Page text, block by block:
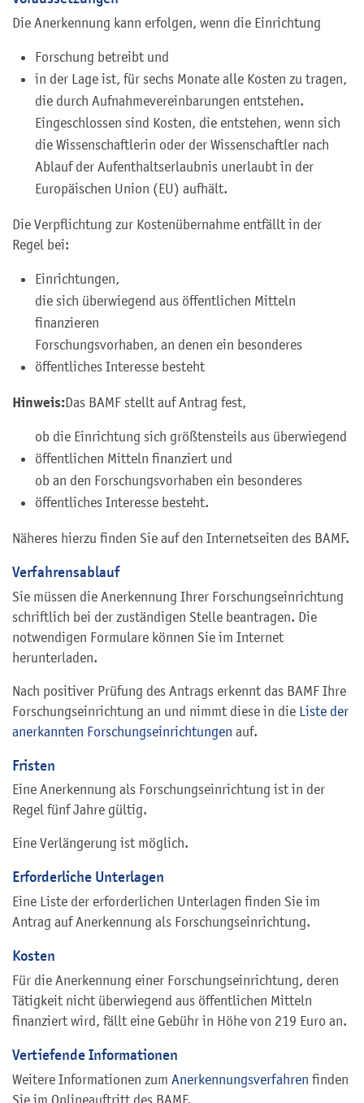
Die Anerkennung kann erfolgen, wenn die Einrichtung
Forschung betreibt und
in der Lage ist, für sechs Monate alle Kosten zu tragen,
die durch Aufnahmevereinbarungen entstehen.
Eingeschlossen sind Kosten, die entstehen, wenn sich
die Wissenschaftlerin oder der Wissenschaftler nach
Ablauf der Aufenthaltserlaubnis unerlaubt in der
Europäischen Union (EU) aufhält.
Die Verpflichtung zur Kostenübernahme entfällt in der
Regel bei:
Einrichtungen,
die sich überwiegend aus öffentlichen Mitteln
finanzieren
Forschungsvorhaben, an denen ein besonderes
öffentliches Interesse besteht
Hinweis:Das BAMF stellt auf Antrag fest,
ob die Einrichtung sich größtensteils aus überwiegend
öffentlichen Mitteln finanziert und
ob an den Forschungsvorhaben ein besonderes
öffentliches Interesse besteht.
Näheres hierzu finden Sie auf den Internetseiten des BAMF.
Verfahrensablauf
Sie müssen die Anerkennung Ihrer Forschungseinrichtung
schriftlich bei der zuständigen Stelle beantragen. Die
notwendigen Formulare können Sie im Internet
herunterladen.
Nach positiver Prüfung des Antrags erkennt das BAMF Ihre
Forschungseinrichtung an und nimmt diese in die Liste der
anerkannten Forschungseinrichtungen auf.
Fristen
Eine Anerkennung als Forschungseinrichtung ist in der
Regel fünf Jahre gültig.
Eine Verlängerung ist möglich.
Erforderliche Unterlagen
Eine Liste der erforderlichen Unterlagen finden Sie im
Antrag auf Anerkennung als Forschungseinrichtung.
Kosten
Für die Anerkennung einer Forschungseinrichtung, deren
Tätigkeit nicht überwiegend aus öffentlichen Mitteln
finanziert wird, fällt eine Gebühr in Höhe von 219 Euro an.
Vertiefende Informationen
Weitere Informationen zum Anerkennungsverfahren finden
Sie im Onlineauftritt des BAMF.